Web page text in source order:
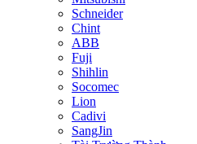
Schneider
Chint
ABB
Fuji
Shihlin
Socomec
Lion
Cadivi
SangJin